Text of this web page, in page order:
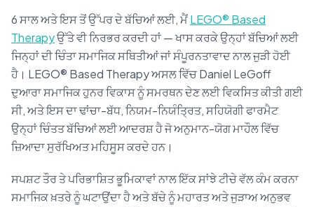
6 ਸਾਲ ਅਤੇ ਇਸ ਤੋਂ ਉੱਪਰ ਦੇ ਬੱਚਿਆਂ ਲਈ, ਮੈਂLEGO® Based
Therapyਉੱਤੇ ਵੀ ਨਿਰਭਰ ਕਰਦੀ ਹਾਂ — ਖਾਸ ਕਰਕੇ ਉਨ੍ਹਾਂ ਬੱਚਿਆਂ ਲਈ
ਜਿਨ੍ਹਾਂ ਦੀ ਚਿੰਤਾ ਸਮਾਜਿਕ ਸਥਿਤੀਆਂ ਜਾਂ ਸੰਪੂਰਨਤਾਵਾਦ ਨਾਲ ਜੁੜੀ ਹੋਈ
ਹੈ। LEGO® Based Therapy ਅਸਲ ਵਿੱਚ Daniel LeGoff
ਦੁਆਰਾ ਸਮਾਜਿਕ ਹੁਨਰ ਵਿਕਾਸ ਨੂੰ ਸਮਰਥਨ ਦੇਣ ਲਈ ਵਿਕਸਿਤ ਕੀਤੀ ਗਈ
ਸੀ, ਅਤੇ ਇਸ ਦਾ ਢਾਂਚਾ-ਬੱਧ, ਨਿਯਮ-ਨਿਯੰਤ੍ਰਿਤ, ਸਹਿਯੋਗੀ ਫਾਰਮੈਟ
ਉਨ੍ਹਾਂ ਚਿੰਤਤ ਬੱਚਿਆਂ ਲਈ ਆਦਰਸ਼ ਹੈ ਜੋ ਅਨੁਮਾਨ-ਯੋਗ ਮਾਹੌਲ ਵਿੱਚ
ਜ਼ਿਆਦਾ ਸੁਰੱਖਿਅਤ ਮਹਿਸੂਸ ਕਰਦੇ ਹਨ।
ਸਪਸ਼ਟ ਤੌਰ ਤੇ ਪਰਿਭਾਸ਼ਿਤ ਭੂਮਿਕਾਵਾਂ ਨਾਲ ਇੱਕ ਸਾਂਝੇ ਟੀਚੇ ਵੱਲ ਕੰਮ ਕਰਨਾ
ਸਮਾਜਿਕ ਖ਼ਤਰੇ ਨੂੰ ਘਟਾਉਂਦਾ ਹੈ ਅਤੇ ਬੱਚੇ ਨੂੰ ਮਹਾਰਤ ਅਤੇ ਜੁੜਾਅ ਅਨੁਭਵ